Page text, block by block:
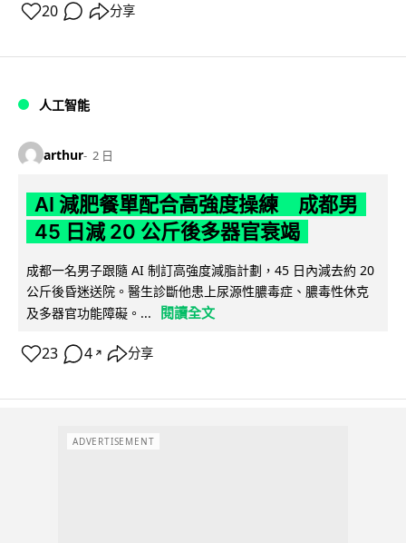
20 分享
人工智能
arthur 2 日
AI 減肥餐單配合高強度操練 成都男
45 日減 20 公斤後多器官衰竭
成都一名男子跟隨 AI 制訂高強度減脂計劃，45 日內減去約 20
公斤後昏迷送院。醫生診斷他患上尿源性膿毒症、膿毒性休克
及多器官功能障礙。...
閱讀全文
23 4 ↗ 分享
ADVERTISEMENT